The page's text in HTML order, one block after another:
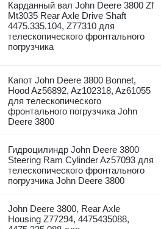
Карданный вал John Deere 3800 Zf
Mt3035 Rear Axle Drive Shaft
4475.335.104, Z77310 для
телескопического фронтального
погрузчика
Капот John Deere 3800 Bonnet,
Hood Az56892, Az102318, Az61055
для телескопического
фронтального погрузчика John
Deere 3800
Гидроцилиндр John Deere 3800
Steering Ram Cylinder Az57093 для
телескопического фронтального
погрузчика John Deere 3800
John Deere 3800, Rear Axle
Housing Z77294, 4475435088,